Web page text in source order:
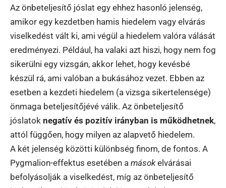
Az önbeteljesítő jóslat egy ehhez hasonló jelenség,
amikor egy kezdetben hamis hiedelem vagy elvárás
viselkedést vált ki, ami végül a hiedelem valóra válását
eredményezi. Például, ha valaki azt hiszi, hogy nem fog
sikerülni egy vizsgán, akkor lehet, hogy kevésbé
készül rá, ami valóban a bukásához vezet. Ebben az
esetben a kezdeti hiedelem (a vizsga sikertelensége)
önmaga beteljesítőjévé válik. Az önbeteljesítő
jóslatok negatív és pozitív irányban is működhetnek,
attól függően, hogy milyen az alapvető hiedelem.
A két jelenség közötti különbség finom, de fontos. A
Pygmalion-effektus esetében a másokelvárásai
befolyásolják a viselkedést, míg az önbeteljesítő